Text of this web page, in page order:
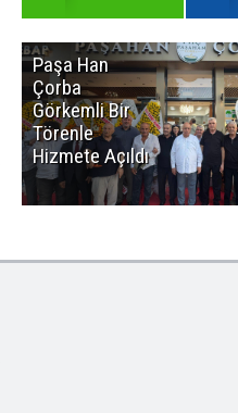
Paşa Han
Çorba
Görkemli Bir
Törenle
Hizmete Açıldı